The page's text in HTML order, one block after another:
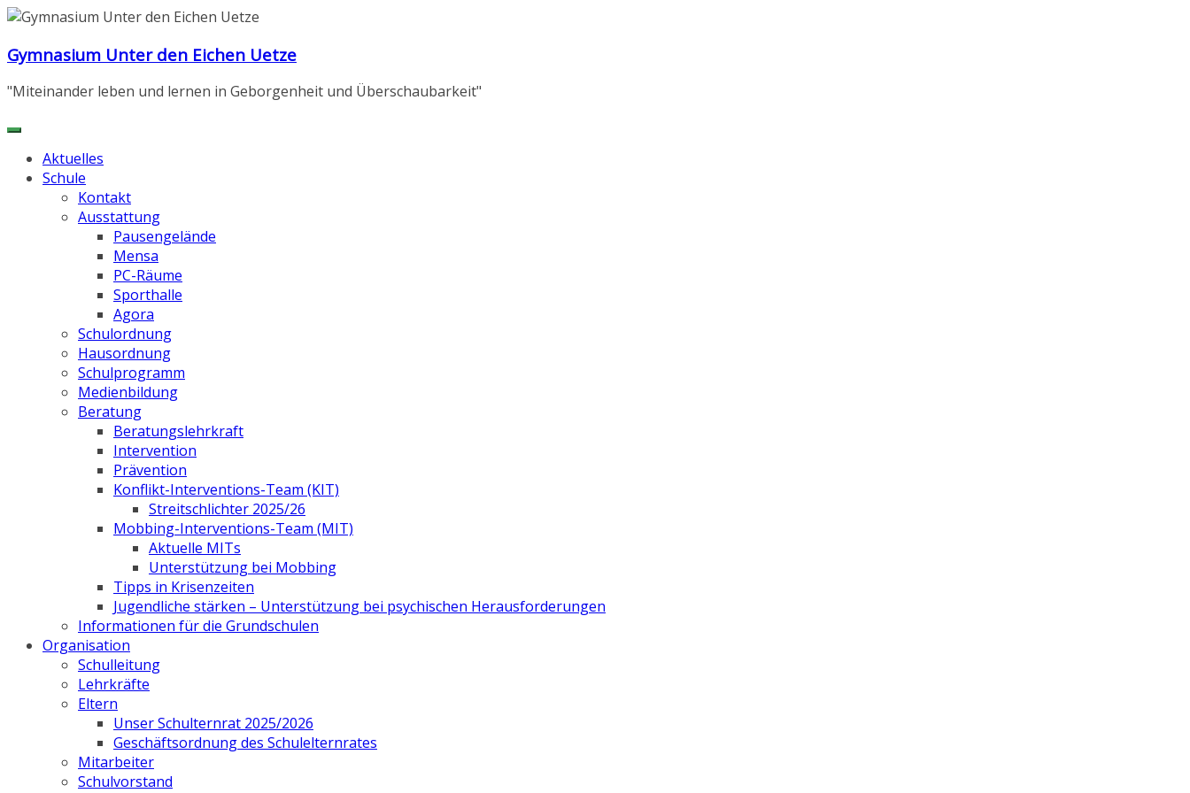
Zum
springen
Gymnasium Unter den Eichen Uetze
"Miteinander leben und lernen in Geborgenheit und Überschaubarkeit"
Aktuelles
Schule
Kontakt
Ausstattung
Pausengelände
Mensa
PC-Räume
Sporthalle
Agora
Schulordnung
Hausordnung
Schulprogramm
Medienbildung
Beratung
Beratungslehrkraft
Intervention
Prävention
Konflikt-Interventions-Team (KIT)
Streitschlichter 2025/26
Mobbing-Interventions-Team (MIT)
Aktuelle MITs
Unterstützung bei Mobbing
Tipps in Krisenzeiten
Jugendliche stärken – Unterstützung bei psychischen Herausforderungen
Informationen für die Grundschulen
Organisation
Schulleitung
Lehrkräfte
Eltern
Unser Schulternrat 2025/2026
Geschäftsordnung des Schulelternrates
Mitarbeiter
Schulvorstand